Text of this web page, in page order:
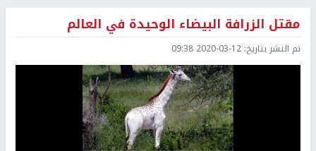
مقتل الزرافة البيضاء الوحيدة في العالم
تم النشر بتاريخ: 2020-03-12 09:38